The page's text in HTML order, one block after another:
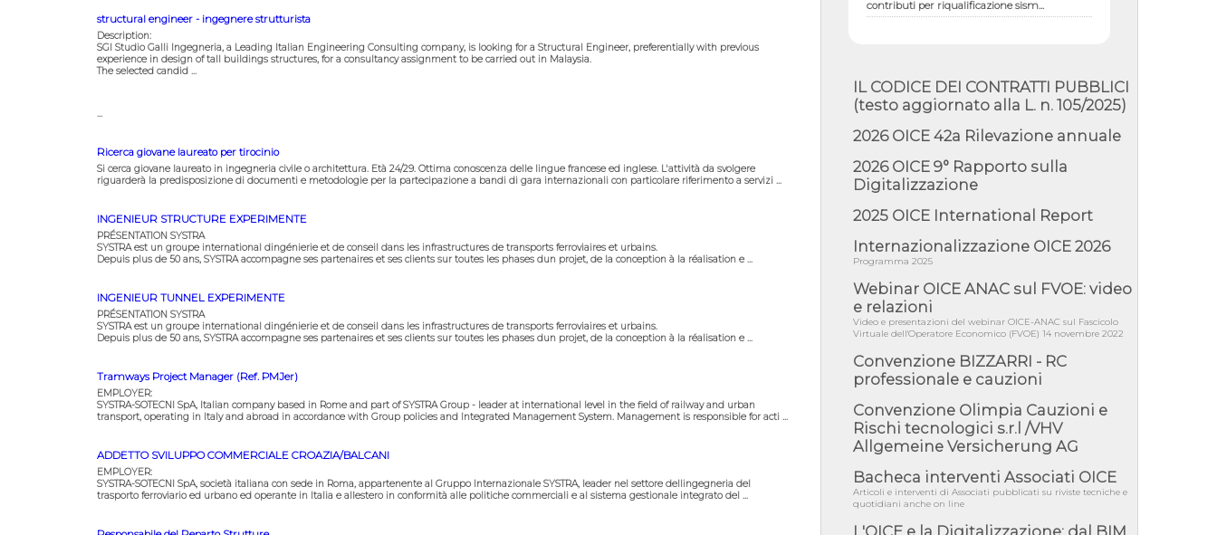
structural engineer - ingegnere strutturista
Description:
SGI Studio Galli Ingegneria, a Leading Italian Engineering Consulting company, is looking for a Structural Engineer, preferentially with previous
experience in design of tall buildings structures, for a consultancy assignment to be carried out in Malaysia.
The selected candid ...
...
Ricerca giovane laureato per tirocinio
Si cerca giovane laureato in ingegneria civile o architettura. Età 24/29. Ottima conoscenza delle lingue francese ed inglese. L'attività da svolgere
riguarderà la predisposizione di documenti e metodologie per la partecipazione a bandi di gara internazionali con particolare riferimento a servizi ...
INGENIEUR STRUCTURE EXPERIMENTE
PRÉSENTATION SYSTRA
SYSTRA est un groupe international dingénierie et de conseil dans les infrastructures de transports ferroviaires et urbains.
Depuis plus de 50 ans, SYSTRA accompagne ses partenaires et ses clients sur toutes les phases dun projet, de la conception à la réalisation e ...
INGENIEUR TUNNEL EXPERIMENTE
PRÉSENTATION SYSTRA
SYSTRA est un groupe international dingénierie et de conseil dans les infrastructures de transports ferroviaires et urbains.
Depuis plus de 50 ans, SYSTRA accompagne ses partenaires et ses clients sur toutes les phases dun projet, de la conception à la réalisation e ...
Tramways Project Manager (Ref. PMJer)
EMPLOYER:
SYSTRA-SOTECNI SpA, Italian company based in Rome and part of SYSTRA Group - leader at international level in the field of railway and urban
transport, operating in Italy and abroad in accordance with Group policies and Integrated Management System. Management is responsible for acti ...
ADDETTO SVILUPPO COMMERCIALE CROAZIA/BALCANI
EMPLOYER:
SYSTRA-SOTECNI SpA, società italiana con sede in Roma, appartenente al Gruppo Internazionale SYSTRA, leader nel settore dellingegneria del
trasporto ferroviario ed urbano ed operante in Italia e allestero in conformità alle politiche commerciali e al sistema gestionale integrato del ...
06/08/26 - CdM: approvato il d.lgs. di
05/08/26 - DL Infrastrutture e PNRR è legge:
approvata oggi la fiducia...
05/08/26 - Focus OICE sul DDL di riforma
05/08/26 - Anac: pubblicata la Relazione
illustrativa al Bando tipo 2 s...
05/08/26 - SAVE THE DATE: Assemblea
05/08/26 - Successo OICE per il bando della
05/08/26 - Lettera OICE per il bando della
Giunta Regionale della Campa...
04/08/26 - DL PA: previste cancellazioni da
04/08/26 - International Sustainable
04/08/26 - CdS, project financing: progetto di
fattibilità da impugnar...
04/08/26 - Rapporto Anac corruzione 2020-
2026: procedimenti penali per ...
04/08/26 - CdS: partecipazione alla gara non
equivale ad acquiescenza r...
IL CODICE DEI CONTRATTI PUBBLICI
(testo aggiornato alla L. n. 105/2025)
2026 OICE 42a Rilevazione annuale
2026 OICE 9° Rapporto sulla
Digitalizzazione
2025 OICE International Report
Internazionalizzazione OICE 2026
Programma 2025
Webinar OICE ANAC sul FVOE: video
e relazioni
Video e presentazioni del webinar OICE-ANAC sul Fascicolo
Virtuale dell'Operatore Economico (FVOE) 14 novembre 2022
Convenzione BIZZARRI - RC
professionale e cauzioni
Convenzione Olimpia Cauzioni e
Rischi tecnologici s.r.l /VHV
Allgemeine Versicherung AG
Bacheca interventi Associati OICE
Articoli e interventi di Associati pubblicati su riviste tecniche e
quotidiani anche on line
L'OICE e la Digitalizzazione: dal BIM